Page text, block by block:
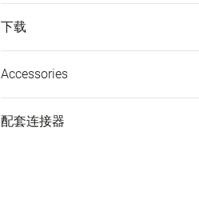
下载
Accessories
配套连接器